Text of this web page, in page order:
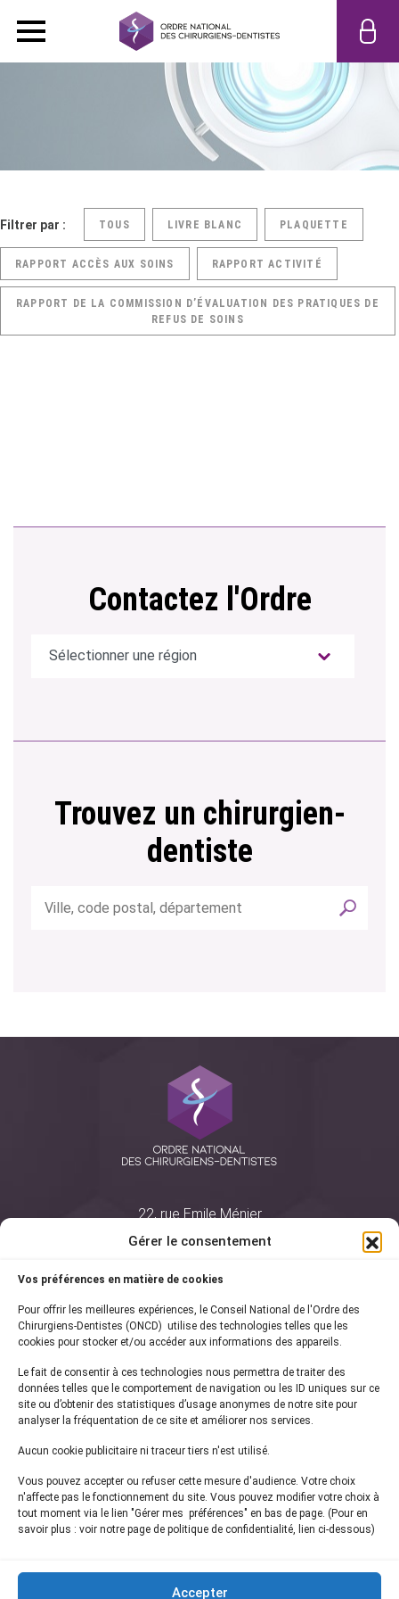
Gérer le consentement
Vos préférences en matière de cookies
Pour offrir les meilleures expériences, le Conseil National de l'Ordre des
Chirurgiens-Dentistes (ONCD) utilise des technologies telles que les
cookies pour stocker et/ou accéder aux informations des appareils.
Le fait de consentir à ces technologies nous permettra de traiter des
données telles que le comportement de navigation ou les ID uniques sur ce
site ou d’obtenir des statistiques d’usage anonymes de notre site pour
analyser la fréquentation de ce site et améliorer nos services.
Aucun cookie publicitaire ni traceur tiers n'est utilisé.
Vous pouvez accepter ou refuser cette mesure d'audience. Votre choix
n'affecte pas le fonctionnement du site. Vous pouvez modifier votre choix à
tout moment via le lien "Gérer mes préférences" en bas de page. (Pour en
savoir plus : voir notre page de politique de confidentialité, lien ci-dessous)
Accepter
Filtrer par : TOUS LIVRE BLANC PLAQUETTE
RAPPORT ACCÈS AUX SOINS RAPPORT ACTIVITÉ
RAPPORT DE LA COMMISSION D’ÉVALUATION DES PRATIQUES DE
REFUS DE SOINS
Contactez l'Ordre
Trouvez un chirurgien-
dentiste
22, rue Emile Ménier
75761 Paris Cedex 16
01 44 34 78 80
courrier@oncd.org
Actualités
Presse
Informations légales
Plan du site
Inscrivez-vous à notrenewsletter